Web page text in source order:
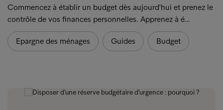
Commencez à établir un budget dès aujourd'hui et prenez le
contrôle de vos finances personnelles. Apprenez à é…
Epargne des ménages Guides Budget